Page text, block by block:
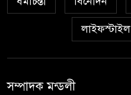
লাইফস্টাইল
সম্পাদক মন্ডলী